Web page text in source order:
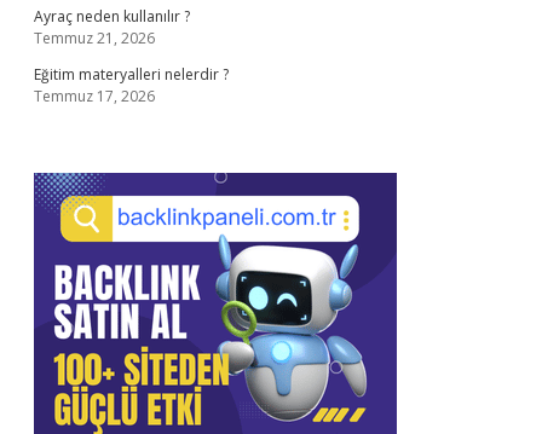
Ayraç neden kullanılır ?
Temmuz 21, 2026
Eğitim materyalleri nelerdir ?
Temmuz 17, 2026